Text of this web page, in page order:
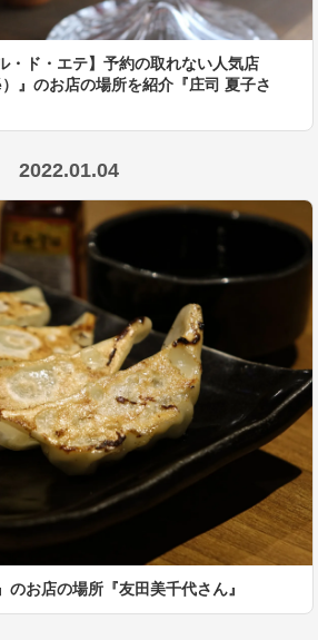
・ド・エテ】予約の取れない人気店
』のお店の場所を紹介『庄司 夏子さ
2022.01.04
お店の場所『友田美千代さん』